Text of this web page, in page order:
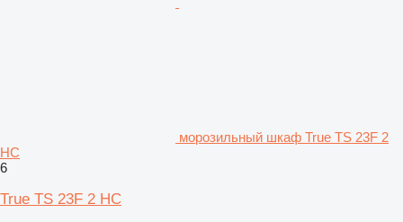
морозильный шкаф True TS 23F 2
HC
6
True TS 23F 2 HC